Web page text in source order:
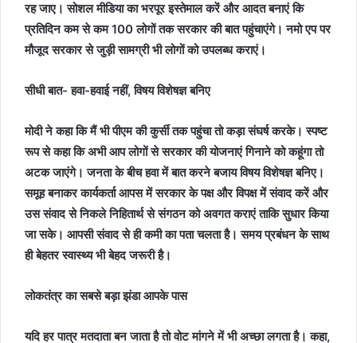
रह जाए। सोशल मीडिया का भरपूर इस्तेमाल करें और आदत बनाएं कि
प्रतिदिन कम से कम 100 लोगों तक सरकार की बात पहुंचाएंगे। नमो एप पर
मौजूद सरकार से जुड़ी सामग्री भी लोगों को उपलब्ध कराएं।
सीधी बात- हवा-हवाई नहीं, विषय विशेषज्ञ बनिए
मोदी ने कहा कि मैं भी पीएम की कुर्सी तक पहुंचा तो कड़ा संघर्ष करके। स्पष्ट
रूप से कहा कि अभी आप लोगों से सरकार की योजनाएं गिनाने को कहूंगा तो
अटक जाएंगे। जनता के बीच हवा में बात करने बजाय विषय विशेषज्ञ बनिए।
समूह बनाकर कार्यकर्ता आपस में सरकार के पक्ष और विपक्ष में संवाद करें और
उस संवाद से निकले निहितार्थ से संगठन को अवगत कराएं ताकि सुधार किया
जा सके। आपसी संवाद से ही कमी का पता चलता है। समय प्रबंधन के साथ
ही बेहतर स्वास्थ्य भी बेहद जरूरी है।
लोकतंत्र का सबसे बड़ा झंडा आपके पास
यदि हर पात्र मतदाता बन जाता है तो वोट मांगने में भी अच्छा लगता है। कहा,